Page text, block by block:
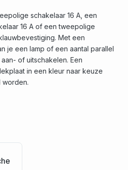
schakelaar 16 A, een
16 A of een tweepolige
Met een
je een lamp of een aantal parallel
of uitschakelen. Een
in een kleur naar keuze
worden.